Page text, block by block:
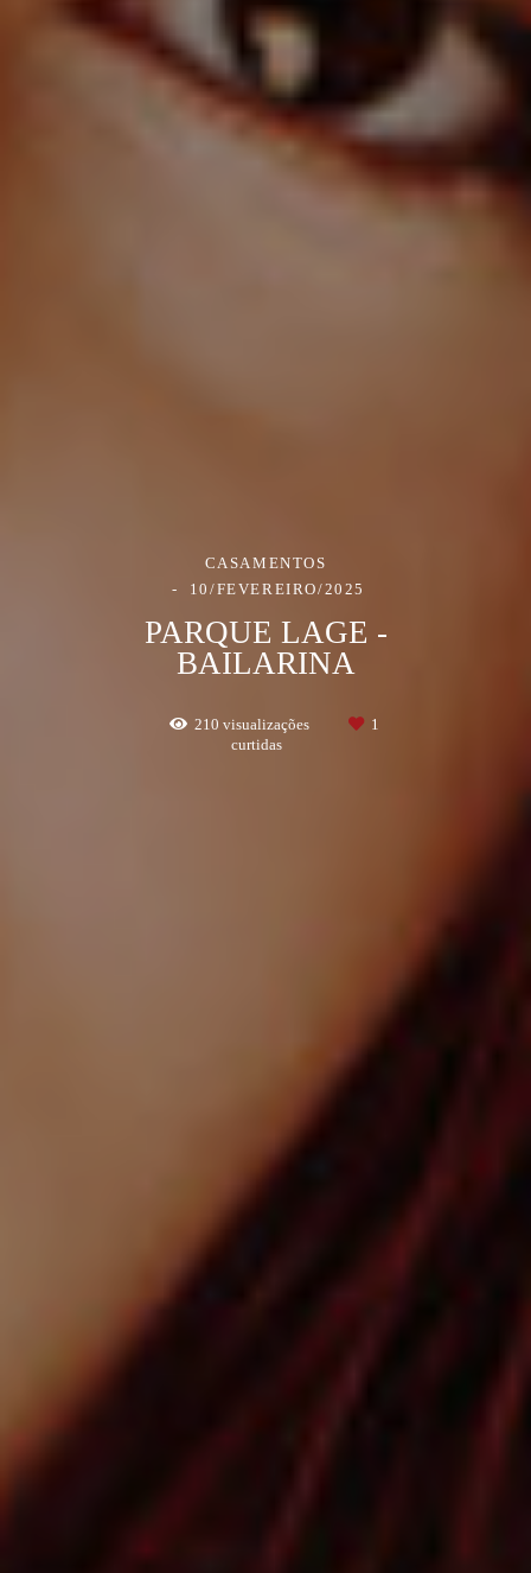
CASAMENTOS
10/FEVEREIRO/2025
PARQUE LAGE -
BAILARINA
210 visualizações
1
curtidas